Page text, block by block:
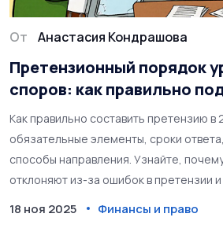
От Анастасия Кондрашова
Претензионный порядок
споров: как правильно
претензию в 2025 году
Как правильно составить претензию в
обязательные элементы, сроки
способы направления. Узнайте,
отклоняют из-за ошибок в претензии и
18 ноя 2025 Финансы и право